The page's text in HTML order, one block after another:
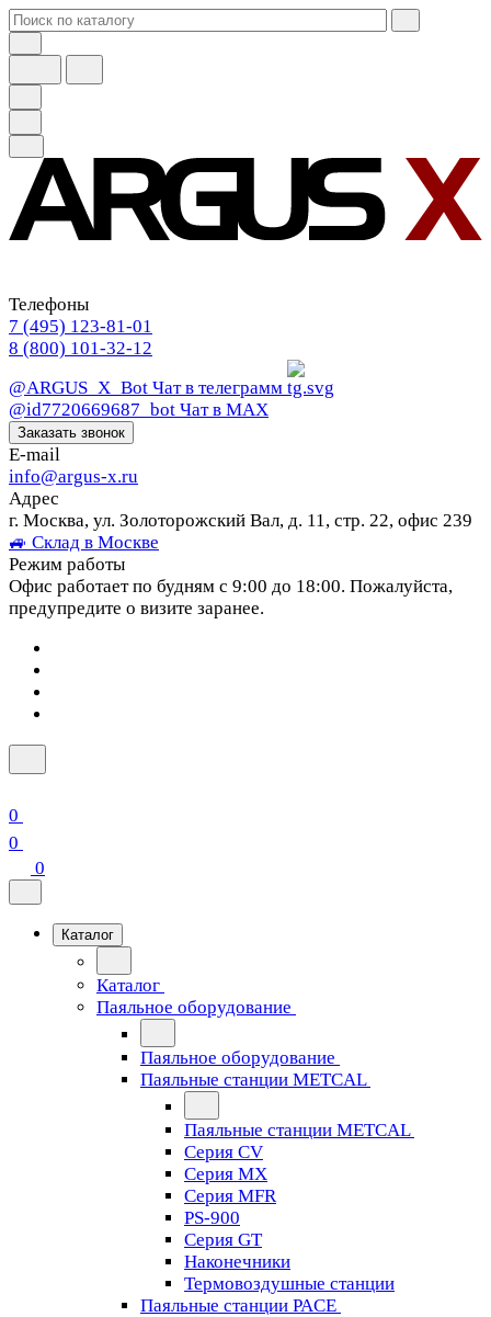
Телефоны
7 (495) 123-81-01
8 (800) 101-32-12
@ARGUS_X_Bot Чат в телеграмм
@id7720669687_bot Чат в МАХ
Заказать звонок
E-mail
info@argus-x.ru
Адрес
г. Москва, ул. Золоторожский Вал, д. 11, стр. 22, офис 239
🚙 Склад в Москве
Режим работы
Офис работает по будням с 9:00 до 18:00. Пожалуйста,
предупредите о визите заранее.
0
0
0
Каталог
Каталог
Паяльное оборудование
Паяльное оборудование
Паяльные станции METCAL
Паяльные станции METCAL
Серия CV
Серия MX
Серия MFR
PS-900
Серия GT
Наконечники
Термовоздушные станции
Паяльные станции PACE